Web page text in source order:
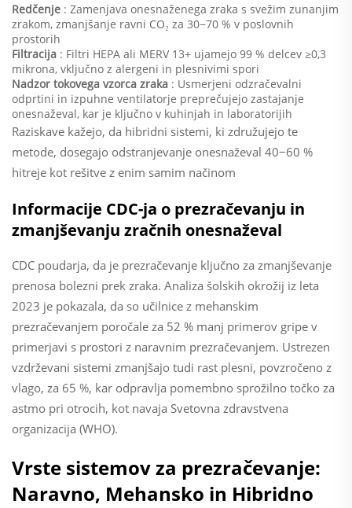
Redčenje : Zamenjava onesnaženega zraka s svežim zunanjim
zrakom, zmanjšanje ravni CO₂ za 30−70 % v poslovnih
prostorih
Filtracija : Filtri HEPA ali MERV 13+ ujamejo 99 % delcev ≥0,3
mikrona, vključno z alergeni in plesnivimi spori
Nadzor tokovega vzorca zraka : Usmerjeni odzračevalni
odprtini in izpuhne ventilatorje preprečujejo zastajanje
onesnaževal, kar je ključno v kuhinjah in laboratorijih
Raziskave kažejo, da hibridni sistemi, ki združujejo te
metode, dosegajo odstranjevanje onesnaževal 40−60 %
hitreje kot rešitve z enim samim načinom
Informacije CDC-ja o prezračevanju in
zmanjševanju zračnih onesnaževal
CDC poudarja, da je prezračevanje ključno za zmanjševanje
prenosa bolezni prek zraka. Analiza šolskih okrožij iz leta
2023 je pokazala, da so učilnice z mehanskim
prezračevanjem poročale za 52 % manj primerov gripe v
primerjavi s prostori z naravnim prezračevanjem. Ustrezen
vzdrževani sistemi zmanjšajo tudi rast plesni, povzročeno z
vlago, za 65 %, kar odpravlja pomembno sprožilno točko za
astmo pri otrocih, kot navaja Svetovna zdravstvena
organizacija (WHO).
Vrste sistemov za prezračevanje:
Naravno, Mehansko in Hibridno